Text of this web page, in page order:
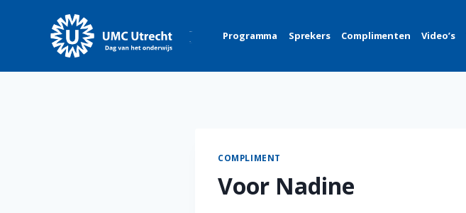
Programma Sprekers Complimenten Video’s
COMPLIMENT
Voor Nadine